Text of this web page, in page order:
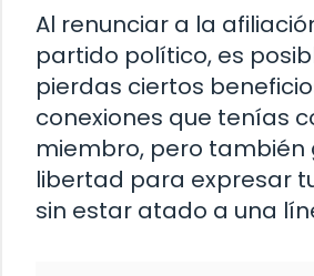
Al renunciar a la
partido político, es
pierdas ciertos
conexiones que tenías
miembro, pero también
libertad para expresar
sin estar atado a una